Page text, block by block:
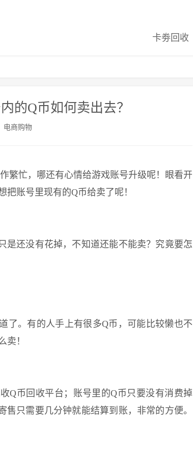
卡劵回收
的Q币如何卖出去？
电商购物
忙，哪还有心情给游戏账号升级呢！眼看开
账号里现有的Q币给卖了呢！
还没有花掉，不知道还能不能卖？究竟要怎
。有的人手上有很多Q币，可能比较懒也不
卖！
币回收平台；账号里的Q币只要没有消费掉
只需要几分钟就能结算到账，非常的方便。